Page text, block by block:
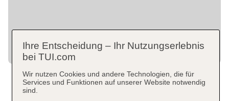
Ihre Entscheidung – Ihr Nutzungserlebnis
bei TUI.com
Wir nutzen Cookies und andere Technologien, die für
Services und Funktionen auf unserer Website notwendig
sind.